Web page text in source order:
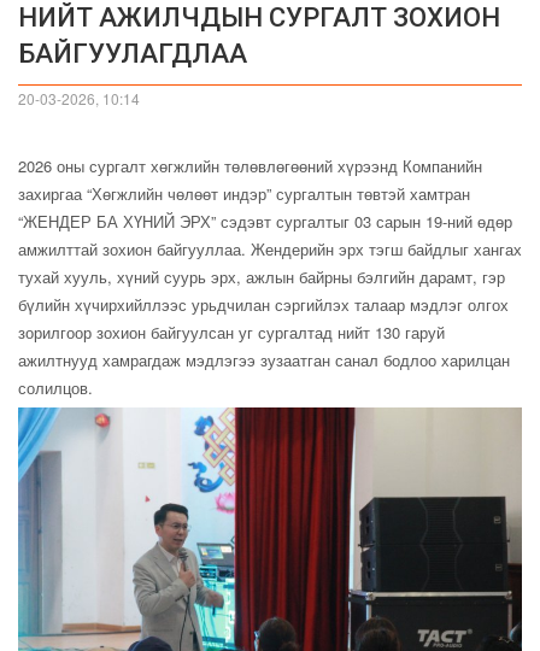
НИЙТ АЖИЛЧДЫН СУРГАЛТ ЗОХИОН
БАЙГУУЛАГДЛАА
20-03-2026, 10:14
2026 оны сургалт хөгжлийн төлөвлөгөөний хүрээнд Компанийн
захиргаа “Хөгжлийн чөлөөт индэр” сургалтын төвтэй хамтран
“ЖЕНДЕР БА ХҮНИЙ ЭРХ” сэдэвт сургалтыг 03 сарын 19-ний өдөр
амжилттай зохион байгууллаа. Жендерийн эрх тэгш байдлыг хангах
тухай хууль, хүний суурь эрх, ажлын байрны бэлгийн дарамт, гэр
бүлийн хүчирхийллээс урьдчилан сэргийлэх талаар мэдлэг олгох
зорилгоор зохион байгуулсан уг сургалтад нийт 130 гаруй
ажилтнууд хамрагдаж мэдлэгээ зузаатган санал бодлоо харилцан
солилцов.